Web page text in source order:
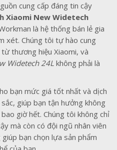
cung cấp đáng tin cậy
Xiaomi New Widetech
là hệ thống bán lẻ gia
xét. Chúng tôi tự hào cung
thương hiệu Xiaomi, và
Widetech 24L không phải là
bạn mức giá tốt nhất và dịch
giúp bạn tận hưởng không
giờ hết. Chúng tôi không chỉ
mà còn có đội ngũ nhân viên
bạn chọn lựa sản phẩm